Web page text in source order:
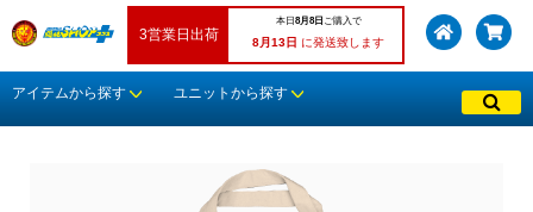
3営業日出荷
本日 8月8日 ご購入で
8月13日 に発送致します
アイテムから探す ユニットから探す